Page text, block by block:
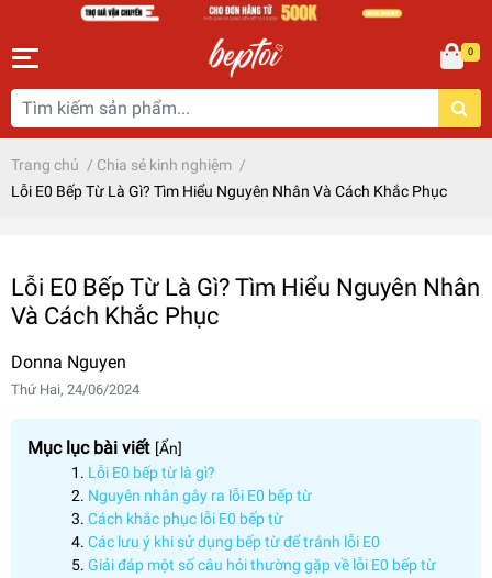
0
Trang chủ / Chia sẻ kinh nghiệm /
Lỗi E0 Bếp Từ Là Gì? Tìm Hiểu Nguyên Nhân Và Cách Khắc Phục
Lỗi E0 Bếp Từ Là Gì? Tìm Hiểu Nguyên Nhân
Và Cách Khắc Phục
Donna Nguyen
Thứ Hai, 24/06/2024
Mục lục bài viết [Ẩn]
Lỗi E0 bếp từ là gì?
Nguyên nhân gây ra lỗi E0 bếp từ
Cách khắc phục lỗi E0 bếp từ
Các lưu ý khi sử dụng bếp từ để tránh lỗi E0
Giải đáp một số câu hỏi thường gặp về lỗi E0 bếp từ